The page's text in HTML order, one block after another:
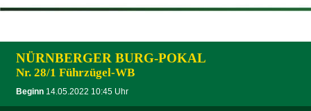
NÜRNBERGER BURG-POKAL
Nr. 28/1 Führzügel-WB
Beginn 14.05.2022 10:45 Uhr